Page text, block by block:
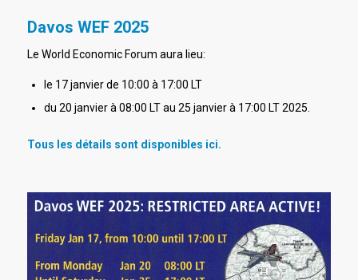
Davos WEF 2025
Le World Economic Forum aura lieu:
le 17 janvier de 10:00 à 17:00 LT
du 20 janvier à 08:00 LT au 25 janvier à 17:00 LT 2025.
Tous les détails sont disponibles ici.